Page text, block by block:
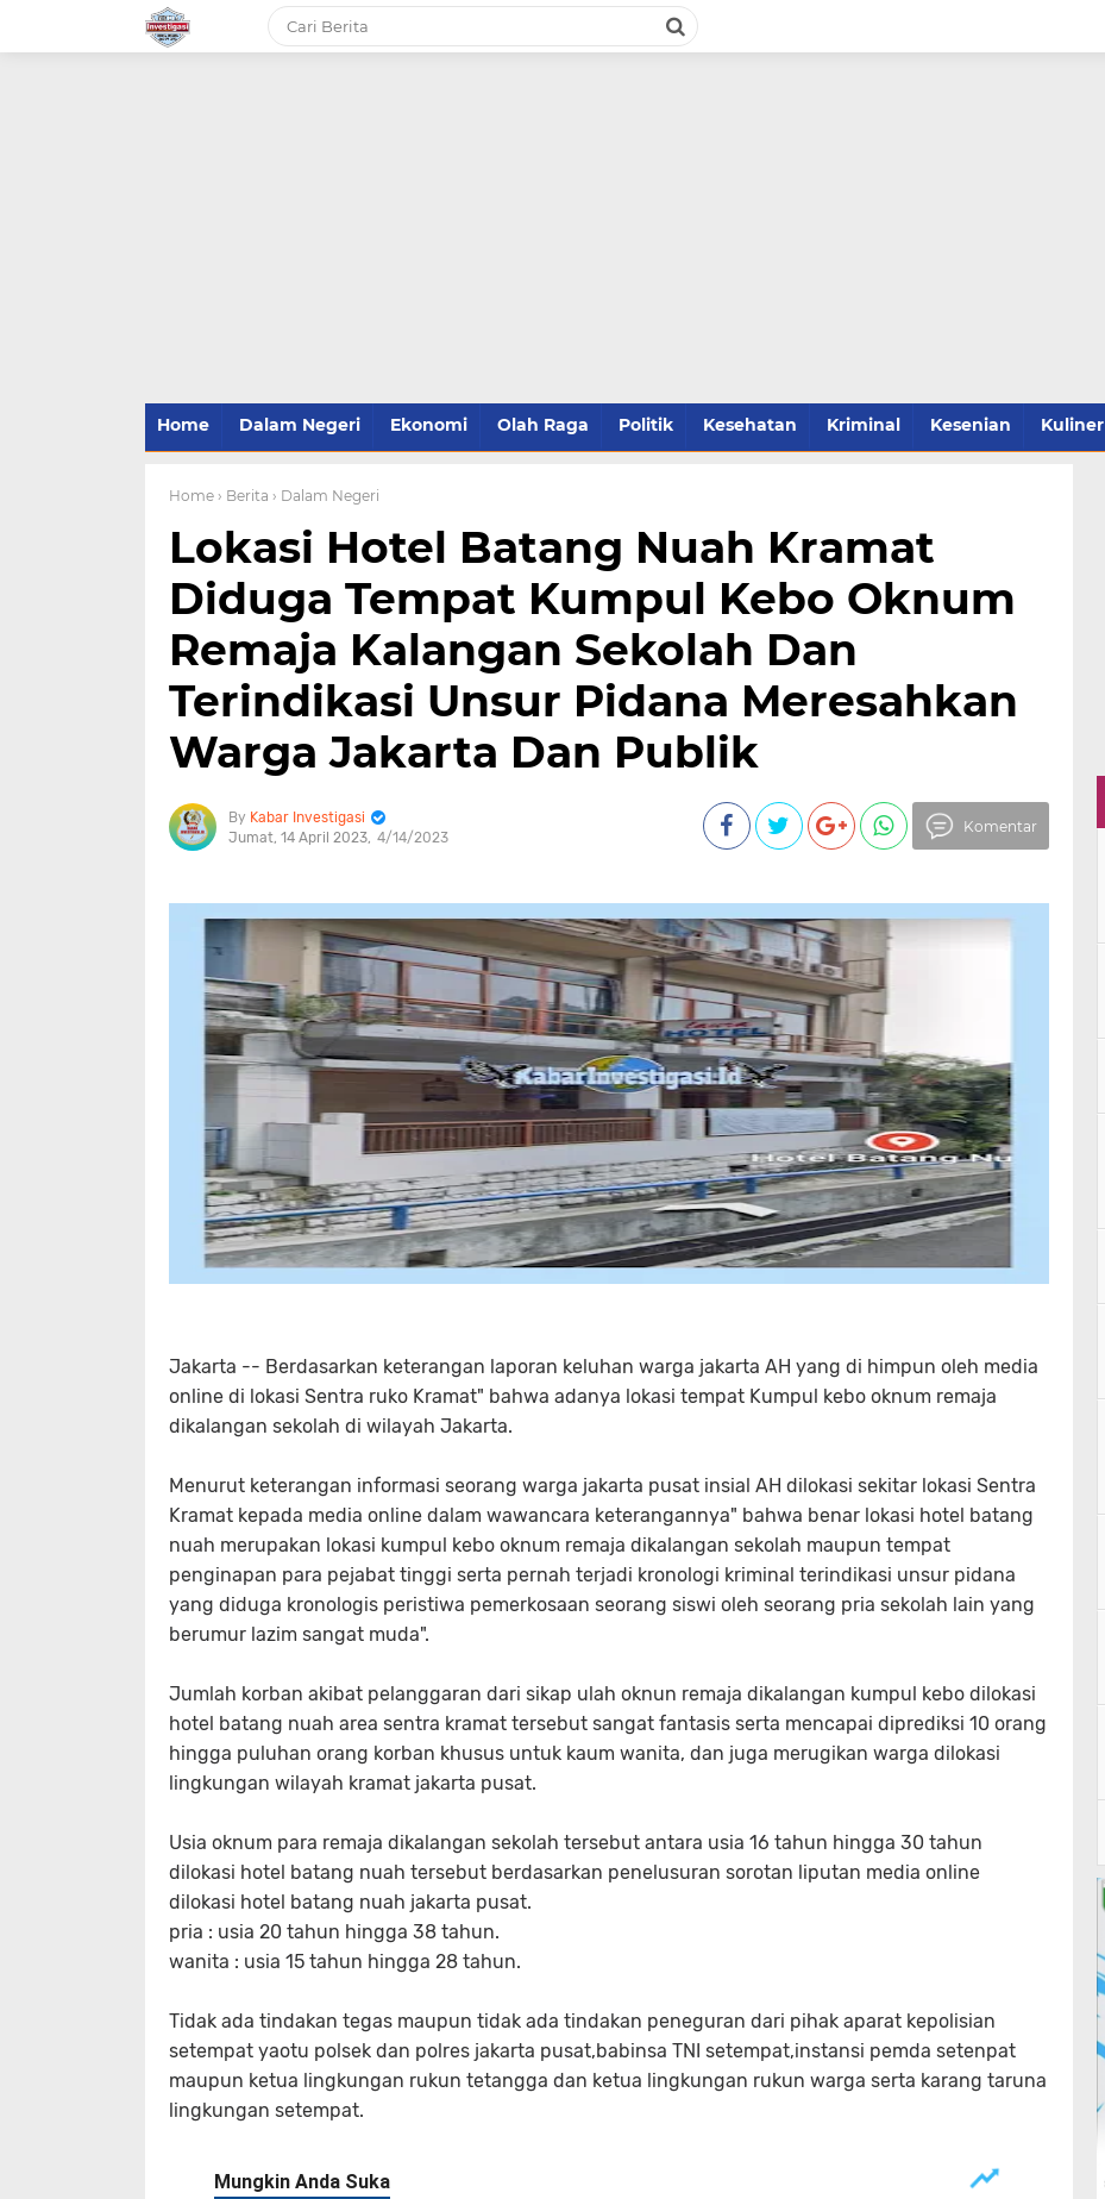
Home Dalam Negeri Ekonomi Olah Raga Politik Kesehatan Kriminal Kesenian Kuliner
Home › Berita › Dalam Negeri
Lokasi Hotel Batang Nuah Kramat
Diduga Tempat Kumpul Kebo Oknum
Remaja Kalangan Sekolah Dan
Terindikasi Unsur Pidana Meresahkan
Warga Jakarta Dan Publik
Kabar Investigasi
Jumat, 14 April 2023 4/14/2023
Komentar
Jakarta -- Berdasarkan keterangan laporan keluhan warga jakarta AH yang di himpun oleh media
online di lokasi Sentra ruko Kramat" bahwa adanya lokasi tempat Kumpul kebo oknum remaja
dikalangan sekolah di wilayah Jakarta.
Menurut keterangan informasi seorang warga jakarta pusat insial AH dilokasi sekitar lokasi Sentra
Kramat kepada media online dalam wawancara keterangannya" bahwa benar lokasi hotel batang
nuah merupakan lokasi kumpul kebo oknum remaja dikalangan sekolah maupun tempat
penginapan para pejabat tinggi serta pernah terjadi kronologi kriminal terindikasi unsur pidana
yang diduga kronologis peristiwa pemerkosaan seorang siswi oleh seorang pria sekolah lain yang
berumur lazim sangat muda".
Jumlah korban akibat pelanggaran dari sikap ulah oknun remaja dikalangan kumpul kebo dilokasi
hotel batang nuah area sentra kramat tersebut sangat fantasis serta mencapai diprediksi 10 orang
hingga puluhan orang korban khusus untuk kaum wanita, dan juga merugikan warga dilokasi
lingkungan wilayah kramat jakarta pusat.
Usia oknum para remaja dikalangan sekolah tersebut antara usia 16 tahun hingga 30 tahun
dilokasi hotel batang nuah tersebut berdasarkan penelusuran sorotan liputan media online
dilokasi hotel batang nuah jakarta pusat.
pria : usia 20 tahun hingga 38 tahun.
wanita : usia 15 tahun hingga 28 tahun.
Tidak ada tindakan tegas maupun tidak ada tindakan peneguran dari pihak aparat kepolisian
setempat yaotu polsek dan polres jakarta pusat,babinsa TNI setempat,instansi pemda setenpat
maupun ketua lingkungan rukun tetangga dan ketua lingkungan rukun warga serta karang taruna
lingkungan setempat.